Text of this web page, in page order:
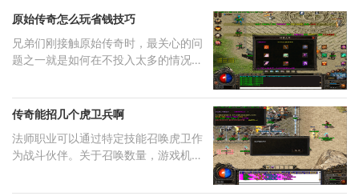
原始传奇怎么玩省钱技巧
兄弟们刚接触原始传奇时，最关心的问
题之一就是如何在不投入太多的情况下
传奇能招几个虎卫兵啊
法师职业可以通过特定技能召唤虎卫作
为战斗伙伴。关于召唤数量，游戏机制